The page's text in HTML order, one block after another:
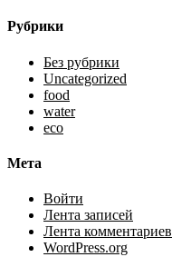
Рубрики
Без рубрики
Uncategorized
food
water
eco
Мета
Войти
Лента записей
Лента комментариев
WordPress.org